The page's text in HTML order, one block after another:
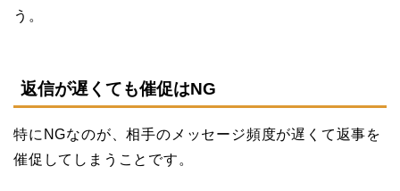
う。
返信が遅くても催促はNG
特にNGなのが、相手のメッセージ頻度が遅くて返事を
催促してしまうことです。